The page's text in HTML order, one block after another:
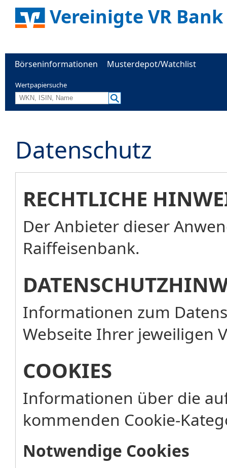
Vereinigte VR
Börseninformationen Musterdepot/Watchlist
Wertpapiersuche
Datenschutz
RECHTLICHE
Der Anbieter dieser
Raiffeisenbank.
Informationen zum
Webseite Ihrer jeweiligen
COOKIES
Informationen über die
kommenden Cookie-
Notwendige Cookies